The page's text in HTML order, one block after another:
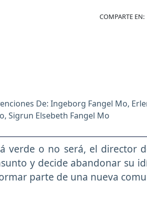
COMPARTE EN:
De: Ingeborg Fangel Mo,
Sigrun Elsebeth Fangel Mo
verde o no será, el director
y decide abandonar su
parte de una nueva